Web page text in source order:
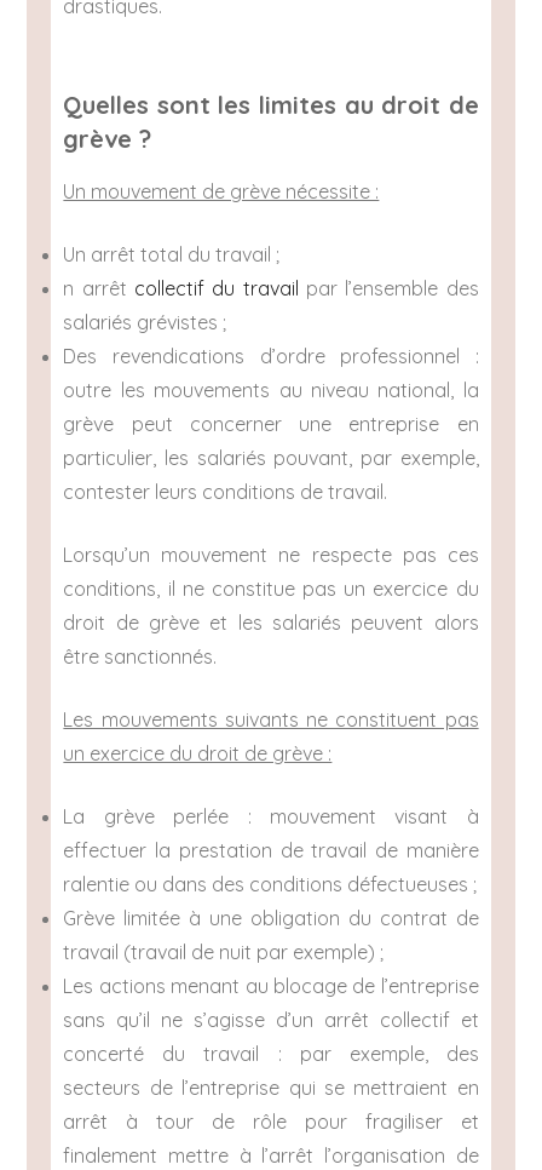
drastiques.
Quelles sont les limites au droit de
grève ?
Un mouvement de grève nécessite :
Un arrêt total du travail ;
n arrêt collectif du travail par l’ensemble des
salariés grévistes ;
Des revendications d’ordre professionnel :
outre les mouvements au niveau national, la
grève peut concerner une entreprise en
particulier, les salariés pouvant, par exemple,
contester leurs conditions de travail.
Lorsqu’un mouvement ne respecte pas ces
conditions, il ne constitue pas un exercice du
droit de grève et les salariés peuvent alors
être sanctionnés.
Les mouvements suivants ne constituent pas
un exercice du droit de grève :
La grève perlée : mouvement visant à
effectuer la prestation de travail de manière
ralentie ou dans des conditions défectueuses ;
Grève limitée à une obligation du contrat de
travail (travail de nuit par exemple) ;
Les actions menant au blocage de l’entreprise
sans qu’il ne s’agisse d’un arrêt collectif et
concerté du travail : par exemple, des
secteurs de l’entreprise qui se mettraient en
arrêt à tour de rôle pour fragiliser et
finalement mettre à l’arrêt l’organisation de